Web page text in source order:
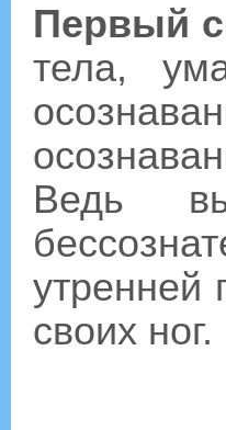
Первый
тела,
Ведь
утренней
своих ног.